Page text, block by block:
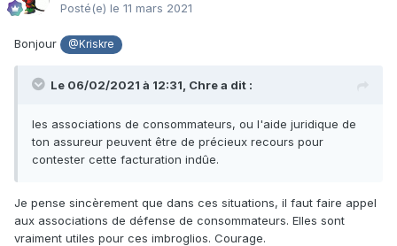
Posté(e) le 11 mars 2021
Bonjour @Kriskre
Le 06/02/2021 à 12:31, Chrea dit :
les associations de consommateurs, ou l'aide juridique de
ton assureur peuvent être de précieux recours pour
contester cette facturation indûe.
Je pense sincèrement que dans ces situations, il faut faire appel
aux associations de défense de consommateurs. Elles sont
vraiment utiles pour ces imbroglios. Courage.